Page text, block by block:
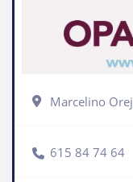
Marcelino
615 84 74 64